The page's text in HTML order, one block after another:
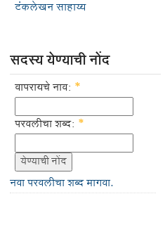
टंकलेखन साहाय्य
सदस्य येण्याची नोंद
वापरायचे नाव: *
परवलीचा शब्द: *
नवा परवलीचा शब्द मागवा.